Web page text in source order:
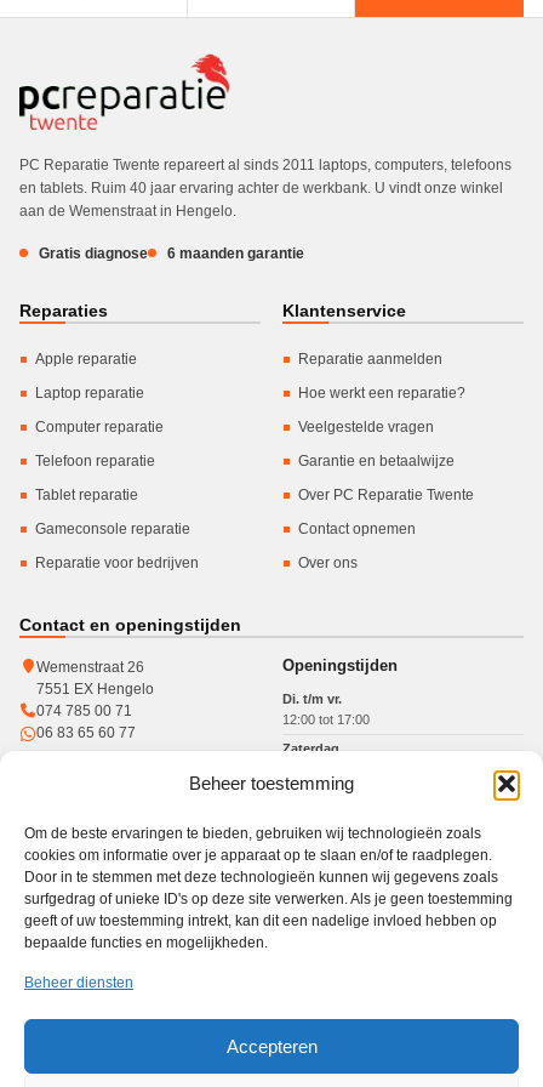
Beheer toestemming
Om de beste ervaringen te bieden, gebruiken wij technologieën zoals
cookies om informatie over je apparaat op te slaan en/of te raadplegen.
Door in te stemmen met deze technologieën kunnen wij gegevens zoals
surfgedrag of unieke ID's op deze site verwerken. Als je geen toestemming
geeft of uw toestemming intrekt, kan dit een nadelige invloed hebben op
bepaalde functies en mogelijkheden.
Beheer diensten
Accepteren
PC Reparatie Twente repareert al sinds 2011 laptops, computers, telefoons
en tablets. Ruim 40 jaar ervaring achter de werkbank. U vindt onze winkel
aan de Wemenstraat in Hengelo.
Gratis diagnose 6 maanden garantie
Reparaties
Apple reparatie
Laptop reparatie
Computer reparatie
Telefoon reparatie
Tablet reparatie
Gameconsole reparatie
Reparatie voor bedrijven
Klantenservice
Reparatie aanmelden
Hoe werkt een reparatie?
Veelgestelde vragen
Garantie en betaalwijze
Over PC Reparatie Twente
Contact opnemen
Over ons
Contact en openingstijden
Wemenstraat 26
7551 EX Hengelo
074 785 00 71
06 83 65 60 77
Openingstijden
Di. t/m vr.
12:00 tot 17:00
Zaterdag
Btw: NL005017071B31
Werkgebied
Winkel in Hengelo · gratis haal- en brengservice in heel Twente
Haal- en brengservice
PC Reparatie Twente is een onafhankelijke reparatiewinkel en niet verbonden aan de
merken die op deze website worden genoemd. Afhankelijk van het merk, model en type